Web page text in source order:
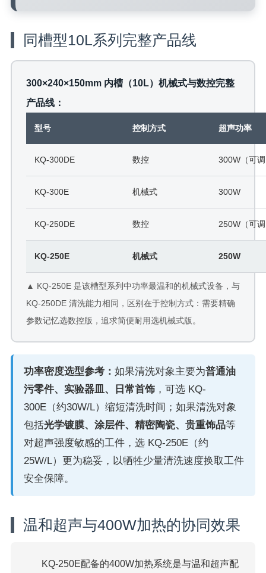
同槽型10L系列完整产品线
300×240×150mm 内槽（10L）机械式与数控完整
产品线：
型号 控制方式 超声功率
KQ-300DE 数控 300W（可
KQ-300E 机械式 300W
KQ-250DE 数控 250W（可
KQ-250E 机械式 250W
▲ KQ-250E 是该槽型系列中功率最温和的机械式设备，与
KQ-250DE 清洗能力相同，区别在于控制方式：需要精确
参数记忆选数控版，追求简便耐用选机械式版。
功率密度选型参考： 如果清洗对象主要为普通油
污零件、实验器皿、日常首饰，可选 KQ-
300E（约30W/L）缩短清洗时间；如果清洗对象
包括光学镀膜、涂层件、精密陶瓷、贵重饰品等
对超声强度敏感的工件，选 KQ-250E（约
25W/L）更为稳妥，以牺牲少量清洗速度换取工件
安全保障。
温和超声与400W加热的协同效果
KQ-250E配备的400W加热系统是与温和超声配